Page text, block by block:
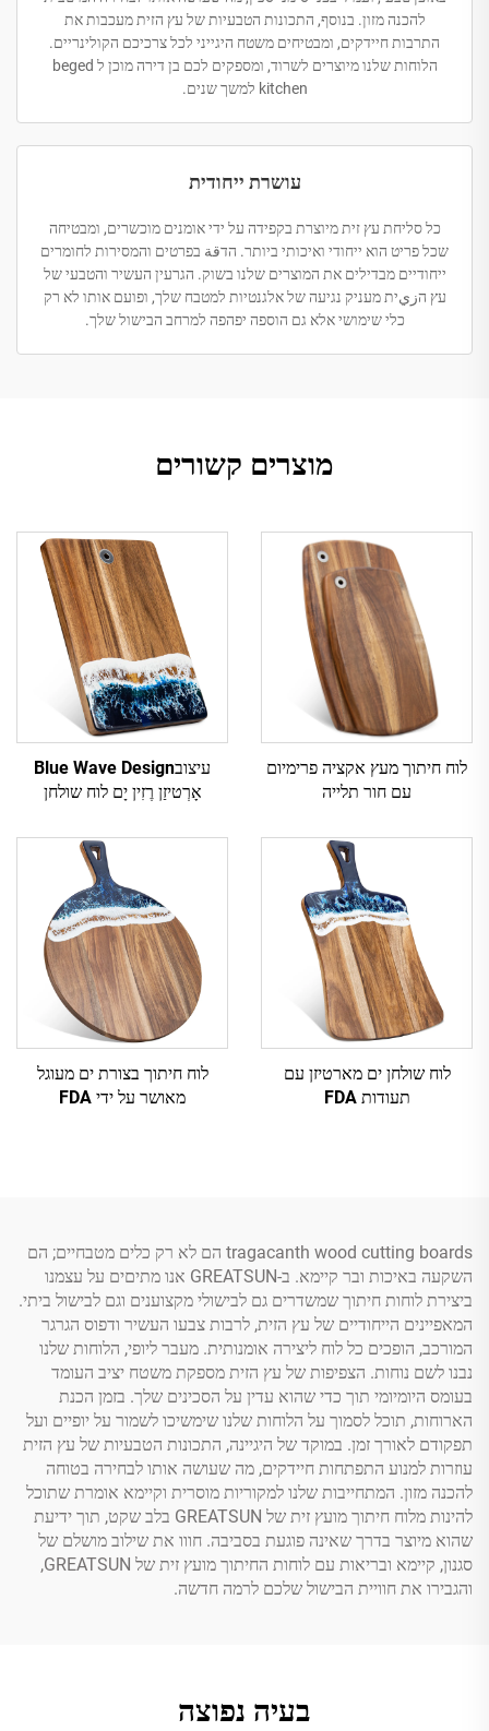
להכנה מזון. בנוסף, התכונות הטבעיות של עץ הזית מעכבות את
התרבות חיידקים, ומבטיחים משטח היגייני לכל צרכיכם הקולינריים.
הלוחות שלנו מיוצרים לשרוד, ומספקים לכם בן דירה מוכן ל beged
kitchen למשך שנים.
עושרת ייחודית
כל סליחת עץ זית מיוצרת בקפידה על ידי אומנים מוכשרים, ומבטיחה
שכל פריט הוא ייחודי ואיכותי ביותר. הדقة בפרטים והמסירות לחומרים
ייחודיים מבדילים את המוצרים שלנו בשוק. הגרעין העשיר והטבעי של
עץ הزيית מעניק נגיעה של אלגנטיות למטבח שלך, ופועם אותו לא רק
כלי שימושי אלא גם הוספה יפהפה למרחב הבישול שלך.
מוצרים קשורים
לוח חיתוך מעץ אקציה פרימיום
עם חור תלייה
עיצובBlue Wave Design
אָרְטיזַן רֶזִין יָם לוח שולחן
לוח שולחן ים מארטיזן עם
תעודות FDA
לוח חיתוך בצורת ים מעוגל
מאושר על ידי FDA
tragacanth wood cutting boards הם לא רק כלים מטבחיים; הם
השקעה באיכות ובר קיימא. ב-GREATSUN אנו מתיםים על עצמנו
ביצירת לוחות חיתוך שמשדרים גם לבישולי מקצוענים וגם לבישול ביתי.
המאפיינים הייחודיים של עץ הזית, לרבות צבעו העשיר ודפוס הגרגר
המורכב, הופכים כל לוח ליצירה אומנותית. מעבר ליופי, הלוחות שלנו
נבנו לשם נוחות. הצפיפות של עץ הזית מספקת משטח יציב העומד
בעומס היומיומי תוך כדי שהוא עדין על הסכינים שלך. בזמן הכנת
הארוחות, תוכל לסמוך על הלוחות שלנו שימשיכו לשמור על יופיים ועל
תפקודם לאורך זמן. במוקד של היגיינה, התכונות הטבעיות של עץ הזית
עוזרות למנוע התפתחות חיידקים, מה שעושה אותו לבחירה בטוחה
להכנה מזון. המתחייבות שלנו למקוריות מוסרית וקיימא אומרת שתוכל
להינות מלוח חיתוך מועץ זית של GREATSUN בלב שקט, תוך ידיעת
שהוא מיוצר בדרך שאינה פוגעת בסביבה. חווו את שילוב מושלם של
סגנון, קיימא ובריאות עם לוחות החיתוך מועץ זית של GREATSUN,
והגבירו את חוויית הבישול שלכם לרמה חדשה.
בעיה נפוצה